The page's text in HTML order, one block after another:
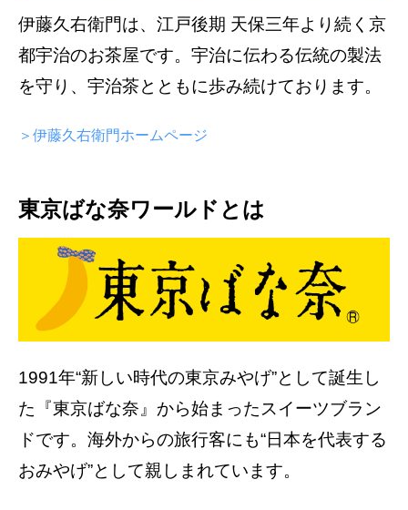
伊藤久右衛門は、江戸後期 天保三年より続く京
都宇治のお茶屋です。宇治に伝わる伝統の製法
を守り、宇治茶とともに歩み続けております。
＞伊藤久右衛門ホームページ
東京ばな奈ワールドとは
1991年“新しい時代の東京みやげ”として誕⽣し
た『東京ばな奈』から始まったスイーツブラン
ドです。海外からの旅⾏客にも“⽇本を代表する
おみやげ”として親しまれています。